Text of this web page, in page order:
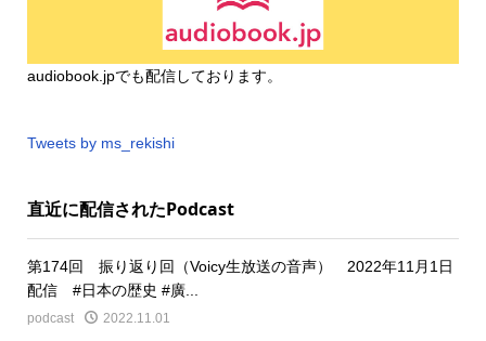
audiobook.jpでも配信しております。
Tweets by ms_rekishi
直近に配信されたPodcast
第174回 振り返り回（Voicy生放送の音声） 2022年11月1日
配信 #日本の歴史 #廣...
podcast 2022.11.01